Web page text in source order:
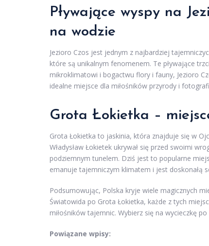
Pływające wyspy na
na wodzie
Jezioro Czos jest jednym z najbardziej
które są unikalnym fenomenem. Te pływające
mikroklimatowi i bogactwu flory i fauny, Jezioro
idealne miejsce dla miłośników przyrody i
Grota Łokietka –
Grota Łokietka to jaskinia, która znajduje się w
Władysław Łokietek ukrywał się przed swoimi
podziemnym tunelem. Dziś jest to popularne
emanuje tajemniczym klimatem i jest doskonałą
Podsumowując, Polska kryje wiele magicznych
Światowida po Grota Łokietka, każde z tych
miłośników tajemnic. Wybierz się na wycieczkę
Powiązane wpisy: